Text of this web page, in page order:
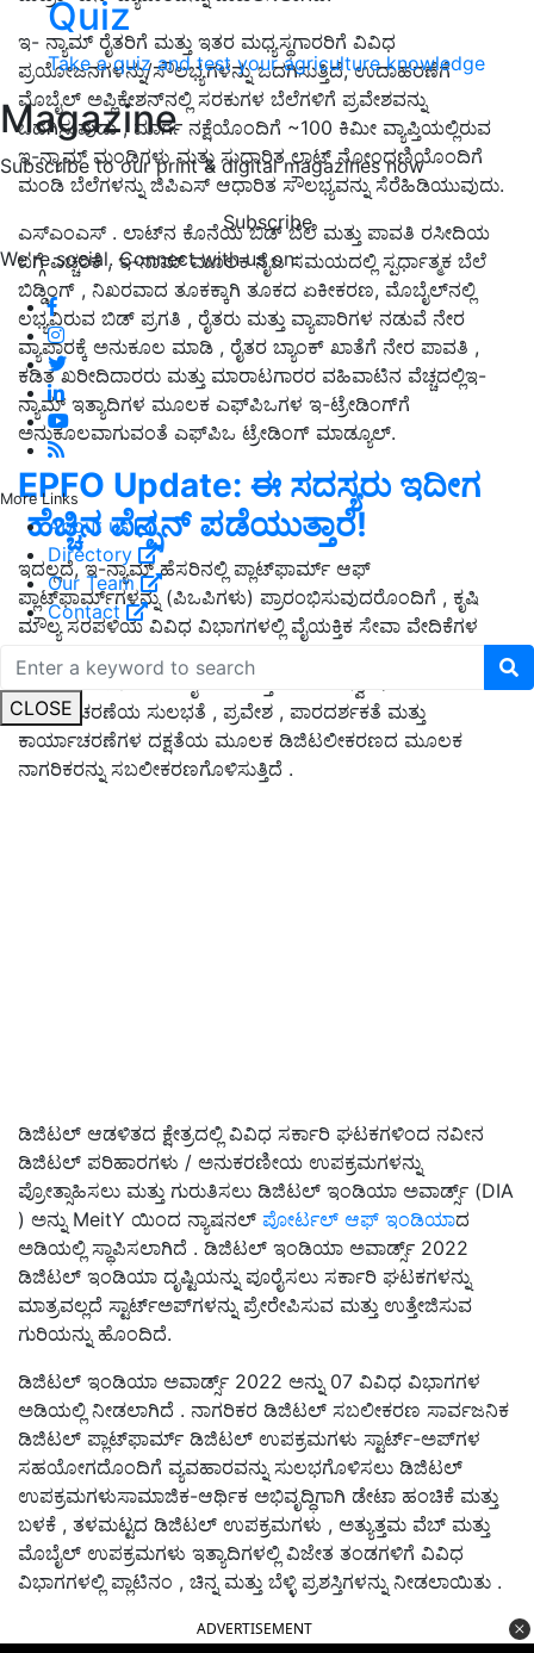
Quiz
Take a quiz and test your agriculture knowledge
Magazine
Subscribe to our print & digital magazines now
Subscribe
We're social. Connect with us on:
More Links
About us
Directory
Our Team
Contact
CLOSE
ಇ- ನ್ಯಾಮ್ ರೈತರಿಗೆ ಮತ್ತು ಇತರ ಮಧ್ಯಸ್ಥಗಾರರಿಗೆ ವಿವಿಧ
ಪ್ರಯೋಜನಗಳನ್ನು/ಸೌಲಭ್ಯಗಳನ್ನು ಒದಗಿಸುತ್ತಿದೆ, ಉದಾಹರಣೆಗೆ
ಮೊಬೈಲ್ ಅಪ್ಲಿಕೇಶನ್‌ನಲ್ಲಿ ಸರಕುಗಳ ಬೆಲೆಗಳಿಗೆ ಪ್ರವೇಶವನ್ನು
ಒದಗಿಸುವುದು , ಮಾರ್ಗ ನಕ್ಷೆಯೊಂದಿಗೆ ~100 ಕಿಮೀ ವ್ಯಾಪ್ತಿಯಲ್ಲಿರುವ
ಇ-ನ್ಯಾಮ್ ಮಂಡಿಗಳು ಮತ್ತು ಸುಧಾರಿತ ಲಾಟ್ ನೋಂದಣಿಯೊಂದಿಗೆ
ಮಂಡಿ ಬೆಲೆಗಳನ್ನು ಜಿಪಿಎಸ್ ಆಧಾರಿತ ಸೌಲಭ್ಯವನ್ನು ಸೆರೆಹಿಡಿಯುವುದು.
ಎಸ್‌ಎಂಎಸ್ . ಲಾಟ್‌ನ ಕೊನೆಯ ಬಿಡ್ ಬೆಲೆ ಮತ್ತು ಪಾವತಿ ರಸೀದಿಯ
ಬಗ್ಗೆ ಎಚ್ಚರಿಕೆ , ಇ-ನಾಮ್ ಮೂಲಕ ನೈಜ ಸಮಯದಲ್ಲಿ ಸ್ಪರ್ಧಾತ್ಮಕ ಬೆಲೆ
ಬಿಡ್ಡಿಂಗ್ , ನಿಖರವಾದ ತೂಕಕ್ಕಾಗಿ ತೂಕದ ಏಕೀಕರಣ, ಮೊಬೈಲ್‌ನಲ್ಲಿ
ಲಭ್ಯವಿರುವ ಬಿಡ್ ಪ್ರಗತಿ , ರೈತರು ಮತ್ತು ವ್ಯಾಪಾರಿಗಳ ನಡುವೆ ನೇರ
ವ್ಯಾಪಾರಕ್ಕೆ ಅನುಕೂಲ ಮಾಡಿ , ರೈತರ ಬ್ಯಾಂಕ್ ಖಾತೆಗೆ ನೇರ ಪಾವತಿ ,
ಕಡಿತ ಖರೀದಿದಾರರು ಮತ್ತು ಮಾರಾಟಗಾರರ ವಹಿವಾಟಿನ ವೆಚ್ಚದಲ್ಲಿಇ-
ನ್ಯಾಮ್ ಇತ್ಯಾದಿಗಳ ಮೂಲಕ ಎಫ್‌ಪಿಒಗಳ ಇ-ಟ್ರೇಡಿಂಗ್‌ಗೆ
ಅನುಕೂಲವಾಗುವಂತೆ ಎಫ್‌ಪಿಒ ಟ್ರೇಡಿಂಗ್ ಮಾಡ್ಯೂಲ್.
EPFO Update: ಈ ಸದಸ್ಯರು ಇದೀಗ
ಹೆಚ್ಚಿನ ಪೆನ್ಷನ್‌ ಪಡೆಯುತ್ತಾರೆ!
ಇದಲ್ಲದೆ, ಇ-ನ್ಯಾಮ್ ಹೆಸರಿನಲ್ಲಿ ಪ್ಲಾಟ್‌ಫಾರ್ಮ್ ಆಫ್
ಪ್ಲಾಟ್‌ಫಾರ್ಮ್‌ಗಳನ್ನು (ಪಿಒಪಿಗಳು) ಪ್ರಾರಂಭಿಸುವುದರೊಂದಿಗೆ , ಕೃಷಿ
ಮೌಲ್ಯ ಸರಪಳಿಯ ವಿವಿಧ ವಿಭಾಗಗಳಲ್ಲಿ ವೈಯಕ್ತಿಕ ಸೇವಾ ವೇದಿಕೆಗಳ
ಪರಿಣತಿಯನ್ನು ನಿಯಂತ್ರಿಸುವ ಡಿಜಿಟಲ್ ಪರಿಸರ ವ್ಯವಸ್ಥೆಯನ್ನು
ರಚಿಸಲಾಗಿದೆ. e-NAM ರೈತರಿಗೆ ಉತ್ತಮ ಬೆಲೆ ಅನ್ವೇಷಣೆಗಾಗಿ
ಕಾರ್ಯಾಚರಣೆಯ ಸುಲಭತೆ , ಪ್ರವೇಶ , ಪಾರದರ್ಶಕತೆ ಮತ್ತು
ಕಾರ್ಯಾಚರಣೆಗಳ ದಕ್ಷತೆಯ ಮೂಲಕ ಡಿಜಿಟಲೀಕರಣದ ಮೂಲಕ
ನಾಗರಿಕರನ್ನು ಸಬಲೀಕರಣಗೊಳಿಸುತ್ತಿದೆ .
ಡಿಜಿಟಲ್ ಆಡಳಿತದ ಕ್ಷೇತ್ರದಲ್ಲಿ ವಿವಿಧ ಸರ್ಕಾರಿ ಘಟಕಗಳಿಂದ ನವೀನ
ಡಿಜಿಟಲ್ ಪರಿಹಾರಗಳು / ಅನುಕರಣೀಯ ಉಪಕ್ರಮಗಳನ್ನು
ಪ್ರೋತ್ಸಾಹಿಸಲು ಮತ್ತು ಗುರುತಿಸಲು ಡಿಜಿಟಲ್ ಇಂಡಿಯಾ ಅವಾರ್ಡ್ಸ್ (DIA
) ಅನ್ನು MeitY ಯಿಂದ ನ್ಯಾಷನಲ್ ಪೋರ್ಟಲ್ ಆಫ್ ಇಂಡಿಯಾದ
ಅಡಿಯಲ್ಲಿ ಸ್ಥಾಪಿಸಲಾಗಿದೆ . ಡಿಜಿಟಲ್ ಇಂಡಿಯಾ ಅವಾರ್ಡ್ಸ್ 2022
ಡಿಜಿಟಲ್ ಇಂಡಿಯಾ ದೃಷ್ಟಿಯನ್ನು ಪೂರೈಸಲು ಸರ್ಕಾರಿ ಘಟಕಗಳನ್ನು
ಮಾತ್ರವಲ್ಲದೆ ಸ್ಟಾರ್ಟ್‌ಅಪ್‌ಗಳನ್ನು ಪ್ರೇರೇಪಿಸುವ ಮತ್ತು ಉತ್ತೇಜಿಸುವ
ಗುರಿಯನ್ನು ಹೊಂದಿದೆ.
ಡಿಜಿಟಲ್ ಇಂಡಿಯಾ ಅವಾರ್ಡ್ಸ್ 2022 ಅನ್ನು 07 ವಿವಿಧ ವಿಭಾಗಗಳ
ಅಡಿಯಲ್ಲಿ ನೀಡಲಾಗಿದೆ . ನಾಗರಿಕರ ಡಿಜಿಟಲ್ ಸಬಲೀಕರಣ ಸಾರ್ವಜನಿಕ
ಡಿಜಿಟಲ್ ಪ್ಲಾಟ್‌ಫಾರ್ಮ್ ಡಿಜಿಟಲ್ ಉಪಕ್ರಮಗಳು ಸ್ಟಾರ್ಟ್-ಅಪ್‌ಗಳ
ಸಹಯೋಗದೊಂದಿಗೆ ವ್ಯವಹಾರವನ್ನು ಸುಲಭಗೊಳಿಸಲು ಡಿಜಿಟಲ್
ಉಪಕ್ರಮಗಳುಸಾಮಾಜಿಕ-ಆರ್ಥಿಕ ಅಭಿವೃದ್ಧಿಗಾಗಿ ಡೇಟಾ ಹಂಚಿಕೆ ಮತ್ತು
ಬಳಕೆ , ತಳಮಟ್ಟದ ಡಿಜಿಟಲ್ ಉಪಕ್ರಮಗಳು , ಅತ್ಯುತ್ತಮ ವೆಬ್ ಮತ್ತು
ಮೊಬೈಲ್ ಉಪಕ್ರಮಗಳು ಇತ್ಯಾದಿಗಳಲ್ಲಿ ವಿಜೇತ ತಂಡಗಳಿಗೆ ವಿವಿಧ
ವಿಭಾಗಗಳಲ್ಲಿ ಪ್ಲಾಟಿನಂ , ಚಿನ್ನ ಮತ್ತು ಬೆಳ್ಳಿ ಪ್ರಶಸ್ತಿಗಳನ್ನು ನೀಡಲಾಯಿತು .
ADVERTISEMENT